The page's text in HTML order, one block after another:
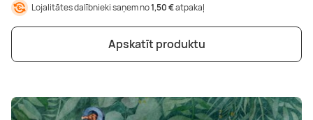
Lojalitātes dalībnieki saņem no1,50 €atpakaļ
Apskatīt produktu